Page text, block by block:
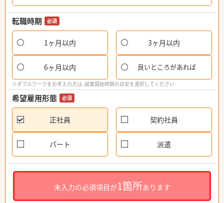
転職時期 必須
1ヶ月以内 3ヶ月以内
6ヶ月以内 良いところがあれば
※ダブルワークをお考えの方は、就業開始時期の目安を選択してください
希望雇用形態 必須
正社員 契約社員
パート 派遣
未入力の必須項目が1箇所あります